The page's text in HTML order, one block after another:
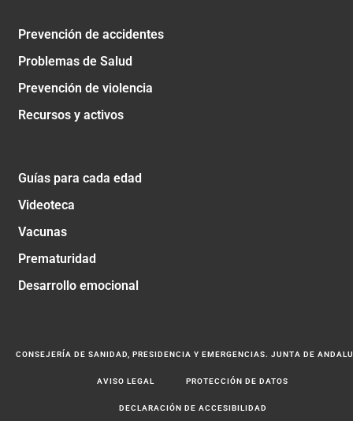
Prevención de accidentes
Problemas de Salud
Prevención de violencia
Recursos y activos
Guías para cada edad
Videoteca
Vacunas
Prematuridad
Desarrollo emocional
CONSEJERÍA DE SANIDAD, PRESIDENCIA Y EMERGENCIAS. JUNTA DE
AVISO LEGAL PROTECCIÓN DE DATOS
DECLARACIÓN DE ACCESIBILIDAD